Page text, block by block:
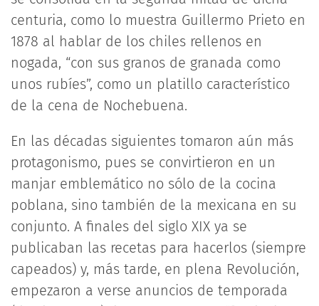
centuria, como lo muestra Guillermo Prieto en
1878 al hablar de los chiles rellenos en
nogada, “con sus granos de granada como
unos rubíes”, como un platillo característico
de la cena de Nochebuena.
En las décadas siguientes tomaron aún más
protagonismo, pues se convirtieron en un
manjar emblemático no sólo de la cocina
poblana, sino también de la mexicana en su
conjunto. A finales del siglo XIX ya se
publicaban las recetas para hacerlos (siempre
capeados) y, más tarde, en plena Revolución,
empezaron a verse anuncios de temporada